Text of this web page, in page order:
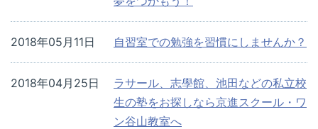
自習室での勉強を習慣にしませんか？
2018年05月11日
ラサール、志學館、池田などの私立校
生の塾をお探しなら京進スクール・ワ
ン谷山教室へ
2018年04月25日